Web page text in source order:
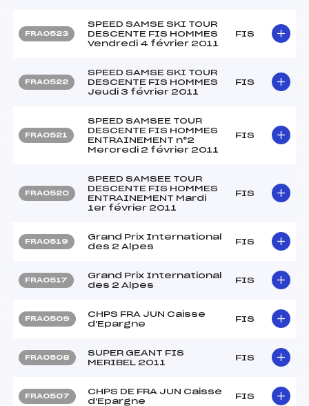
FRA0523
SPEED SAMSE SKI TOUR
DESCENTE FIS HOMMES
Vendredi 4 février 2011
FIS
FRA0522
SPEED SAMSE SKI TOUR
DESCENTE FIS HOMMES
Jeudi 3 février 2011
FIS
FRA0521
SPEED SAMSEE TOUR
DESCENTE FIS HOMMES
ENTRAINEMENT n°2
Mercredi 2 février 2011
FIS
FRA0520
SPEED SAMSEE TOUR
DESCENTE FIS HOMMES
ENTRAINEMENT Mardi
1er février 2011
FIS
FRA0519
Grand Prix International
des 2 Alpes
FIS
FRA0517
Grand Prix International
des 2 Alpes
FIS
FRA0509
CHPS FRA JUN Caisse
d'Epargne
FIS
FRA0508
SUPER GEANT FIS
MERIBEL 2011
FIS
FRA0507
CHPS DE FRA JUN Caisse
d'Epargne
FIS